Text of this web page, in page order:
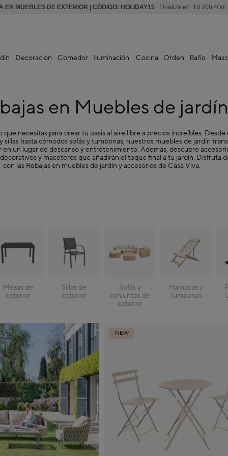
EN MUEBLES DE EXTERIOR | CÓDIGO: HOLIDAY15 | Finaliza en: 1d 20 h 40m
HASTA -60% DE DESCUENTO | SEGUNDAS REBAJAS
Decoración Comedor Iluminación Cocina Orden Baño
en Muebles de jardín
que necesitas para crear tu oasis al aire libre a precios increíbles. Desde
sillas hasta cómodos sofás y tumbonas, nuestros muebles de jardín
en un lugar de descanso y entretenimiento. Además, descubre
y maceteros que añadirán el toque final a tu jardín. Disfruta
con las Rebajas en muebles de jardín y accesorios de Casa Viva.
Mesas de
exterior
Sillas de
exterior
Sofás y
conjuntos de
exterior
Hamacas y
Tumbonas
NEW